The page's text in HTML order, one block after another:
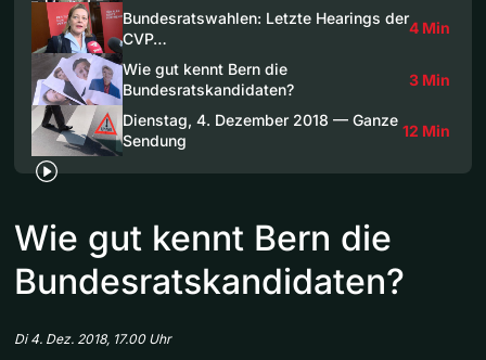
Bundesratswahlen: Letzte Hearings der
CVP…
4 Min
Wie gut kennt Bern die
Bundesratskandidaten?
3 Min
Dienstag, 4. Dezember 2018 — Ganze
Sendung
12 Min
Wie gut kennt Bern die
Bundesratskandidaten?
Di 4. Dez. 2018, 17.00 Uhr